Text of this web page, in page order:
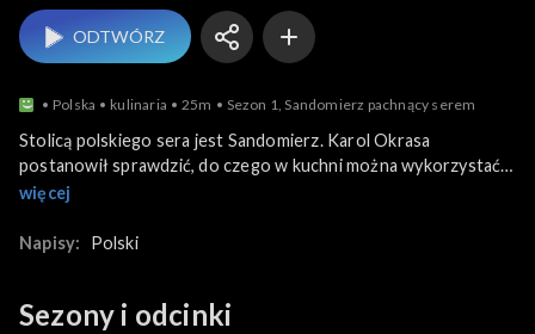
ODTWÓRZ
Polska kulinaria 25m Sezon 1, Sandomierz pachnący serem
Stolicą polskiego sera jest Sandomierz. Karol Okrasa
postanowił sprawdzić, do czego w kuchni można wykorzystać
wspaniałe polskie sery dojrzewające.
więcej
Napisy: Polski
Sezony i odcinki